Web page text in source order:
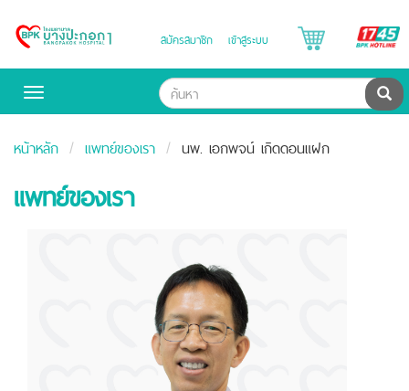
Bangpakok
สมัครสมาชิก เข้าสู่ระบบ
Toggle
ค้น
หน้าหลัก แพทย์ของเรา นพ. เอกพจน์ เกิดดอนแฝก
แพทย์ของเรา